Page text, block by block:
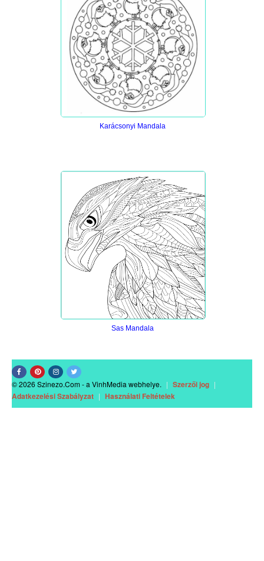
Karácsonyi Mandala
Sas Mandala
© 2026 Szinezo.Com - a VinhMedia webhelye. | Szerzői jog |
Adatkezelési Szabályzat | Használati Feltételek